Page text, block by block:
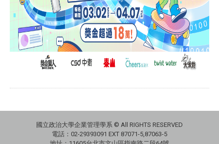
國立政治大學企業管理學系 © All RIGHTS RESERVED
電話：02-29393091 EXT 87071-5,87063-5